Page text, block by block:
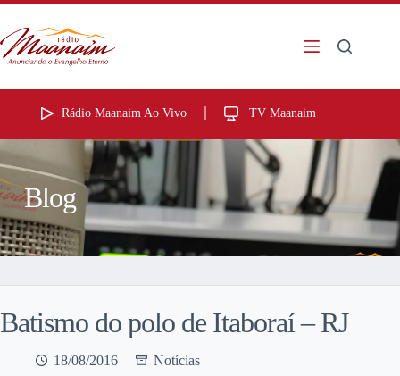
Rádio Maanaim Ao Vivo TV Maanaim
Blog
Batismo do polo de Itaboraí – RJ
18/08/2016 Notícias